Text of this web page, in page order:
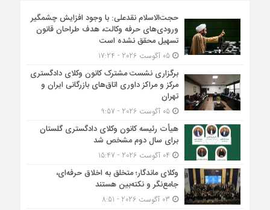
حجت‌الاسلام نقدعلی: با وجود افزایش چشمگیر
ورودی‌های حرفه وکالت، هدف طراحان قانون
تسهیل محقق نشده است
05 آگوست 2026 - 17:24
برگزاری نشست مشترک کانون وکلای دادگستری
مرکز و مراکز داوری اتاق‌های بازرگانی ایران و
تهران
05 آگوست 2026 - 9:57
هیأت ‌رئیسه کانون وکلای دادگستری گلستان
برای سال دوم مشخص شد
وکلای ماندگار؛ متخلق به اخلاق حرفه‌ای،
جامع‌نگر و نکته‌بین هستند